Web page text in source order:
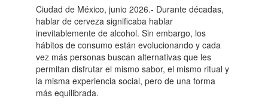
Ciudad de México, junio 2026.- Durante décadas,
hablar de cerveza significaba hablar
inevitablemente de alcohol. Sin embargo, los
hábitos de consumo están evolucionando y cada
vez más personas buscan alternativas que les
permitan disfrutar el mismo sabor, el mismo ritual y
la misma experiencia social, pero de una forma
más equilibrada.